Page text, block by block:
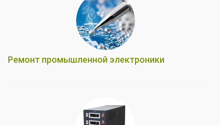
Ремонт промышленной электроники